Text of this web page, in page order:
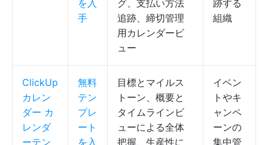
を入
手
グ、支払い方法
追跡、締切管理
用カレンダービ
ュー
跡する
組織
ClickUp
カレン
ダー カ
レンダ
ーテン
無料
テン
プレ
ート
を入
目標とマイルス
トーン、概要と
タイムラインビ
ューによる全体
把握、生産性に
イベン
トやキ
ャンペ
ーンの
集中管